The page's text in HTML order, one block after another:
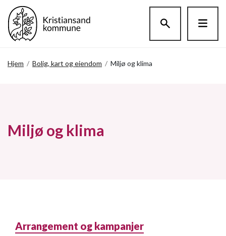
Hjem / Bolig, kart og eiendom / Miljø og klima
Miljø og klima
Arrangement og kampanjer